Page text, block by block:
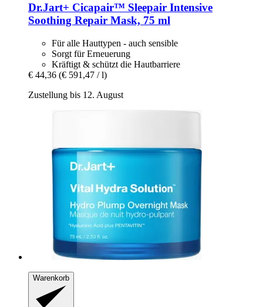
Dr.Jart+ Cicapair™ Sleepair Intensive
Soothing Repair Mask, 75 ml
Für alle Hauttypen - auch sensible
Sorgt für Erneuerung
Kräftigt & schützt die Hautbarriere
€ 44,36 (€ 591,47 / l)
Zustellung bis 12. August
Warenkorb